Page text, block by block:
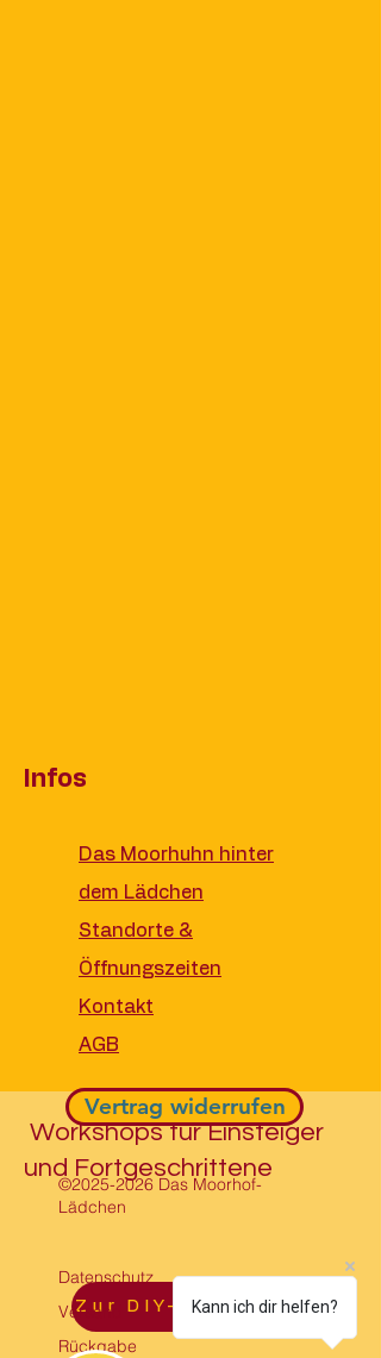
Workshops für Einsteiger
und Fortgeschrittene
Zur DIY-Werkstatt
Infos
Das Moorhuhn hinter
dem Lädchen
Standorte &
Öffnungszeiten
Kontakt
AGB
Vertrag widerrufen
©2025-2026 Das Moorhof-
Lädchen
Datenschutz
Versand
Rückgabe
Kann ich dir helfen?